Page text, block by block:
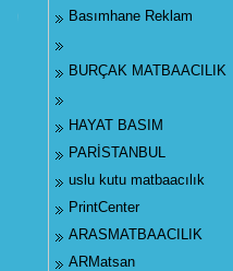
Basımhane Reklam
BURÇAK MATBAACILIK
HAYAT BASIM
PARİSTANBUL
uslu kutu matbaacılık
PrintCenter
ARASMATBAACILIK
ARMatsan